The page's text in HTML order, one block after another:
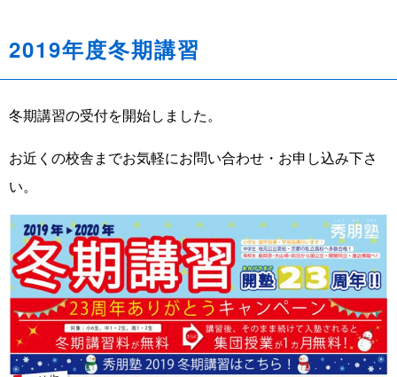
2019年度冬期講習
冬期講習の受付を開始しました。
お近くの校舎までお気軽にお問い合わせ・お申し込み下さ
い。